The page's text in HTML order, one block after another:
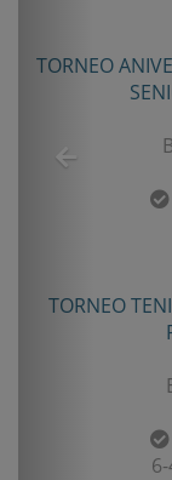
TORNEO
TORNEO